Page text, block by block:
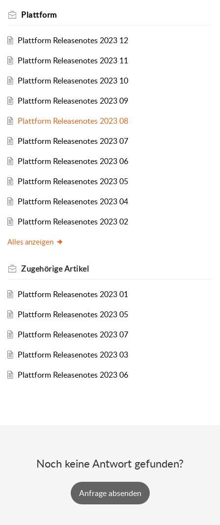
Plattform
Plattform Releasenotes 2023 12
Plattform Releasenotes 2023 11
Plattform Releasenotes 2023 10
Plattform Releasenotes 2023 09
Plattform Releasenotes 2023 08
Plattform Releasenotes 2023 07
Plattform Releasenotes 2023 06
Plattform Releasenotes 2023 05
Plattform Releasenotes 2023 04
Plattform Releasenotes 2023 02
Alles anzeigen
ZugehörigeArtikel
Plattform Releasenotes 2023 01
Plattform Releasenotes 2023 05
Plattform Releasenotes 2023 07
Plattform Releasenotes 2023 03
Plattform Releasenotes 2023 06
Noch keine Antwort gefunden?